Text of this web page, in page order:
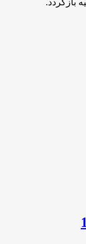
بازگردد.